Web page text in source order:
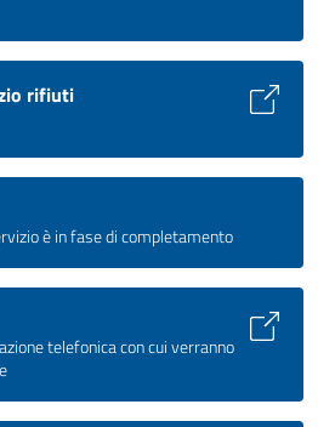
rifiuti
è in fase di completamento
telefonica con cui verranno